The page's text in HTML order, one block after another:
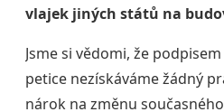
vlajek jiných států na
Jsme si vědomi, že
petice nezískáváme žádný
nárok na změnu